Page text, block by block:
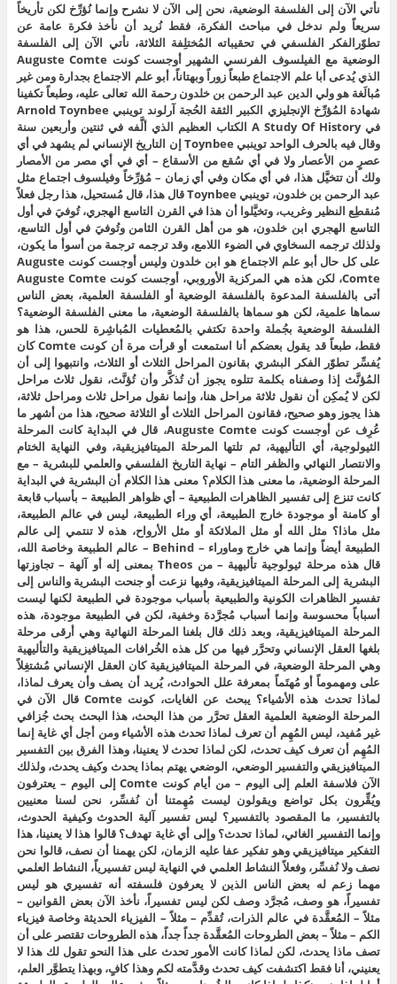
نأتي الآن إلى الفلسفة الوضعية، نحن إلى الآن لا نشرح وإنما نُؤرِّخ لكن تأريخاً
سريعاً ولم ندخل في مباحث الفكرة، فقط نُريد أن نأخذ فكرة عامة عن
تطوّرالفكر الفلسفي في تحقيباته المُختلِفة الثلاثة، نأتي الآن إلى الفلسفة
الوضعية مع الفيلسوف الفرنسي الشهير أوجست كونت Auguste Comte
الذي يُدعى أبا علم الاجتماع طبعاً زوراً وبهتاناً، أبو علم الاجتماع بجدارة ومن غير
مُبالَغة هو ولي الدين عبد الرحمن بن خلدون رحمة الله تعالى عليه، وطبعاً تكفينا
شهادة المُؤرِّخ الإنجليزي الكبير الثقة الحُجة آرلوند توينبي Arnold Toynbee
في A Study Of History الكتاب العظيم الذي ألَّفه في ثنتين وأربعين سنة
وقال فيه بالحرف الواحد توينبي Toynbee إن التاريخ الإنساني لم يشهد في أي
عصرٍ من الأعصار ولا في أي سُقع من الأسقاع – أي في أي مصر من الأمصار
ولك أن تتخيَّل هذا، في أي مكان وفي أي زمان – مُؤرِّخاً وفيلسوف اجتماع مثل
عبد الرحمن بن خلدون، توينبي Toynbee قال هذا، قال مُستحيل، هذا رجل فعلاً
مُنقطِع النظير وغريب، وتخيَّلوا أن هذا في القرن التاسع الهجري، تُوفيَ في أول
التاسع الهجري ابن خلدون، هو من أهل القرن الثامن وتُوفيَ في أول التاسع،
ولذلك ترجمه السخاوي في الضوء اللامع، وقد ترجمه ترجمة من أسوأ ما يكون،
على كل حال أبو علم الاجتماع هو ابن خلدون وليس أوجست كونت Auguste
Comte، لكن هذه هي المركزية الأوروبي، أوجست كونت Auguste Comte
أتى بالفلسفة المدعوة بالفلسفة الوضعية أو الفلسفة العلمية، بعض الناس
سماها علمية، لكن هو سماها بالفلسفة الوضعية، ما معنى الفلسفة الوضعية؟
الفلسفة الوضعية بجُملة واحدة تكتفي بالمُعطيات المُباشِرة للحس، هذا هو
فقط، طبعاً قد يقول بعضكم أنا استمعت أو قرأت مرة أن كونت Comte كان
يُفسِّر تطوّر الفكر البشري بقانون المراحل الثلاث أو الثلاث، وانتبهوا إلى أن
المُؤنَّث إذا وصفناه بكلمة تتلوه يجوز أن تُذكَّر وأن تُؤنَّث، نقول ثلاث مراحل
لكن لا يُمكِن أن نقول ثلاثة مراحل هنا، وإنما نقول مراحل ثلاث ومراحل ثلاثة،
هذا يجوز وهو صحيح، فقانون المراحل الثلاث أو الثلاثة صحيح، هذا من أشهر ما
عُرِف عن أوجست كونت Auguste Comte، قال في البداية كانت المرحلة
الثيولوجية، أي التأليهية، ثم تلتها المرحلة الميتافيزيقية، وفي النهاية الختام
والانتصار النهائي والظفر التام – نهاية التاريخ الفلسفي والعلمي للبشرية – مع
المرحلة الوضعية، ما معنى هذا الكلام؟ معنى هذا الكلام أن البشرية في البداية
كانت تنزع إلى تفسير الظاهرات الطبيعية – أي ظواهر الطبيعة – بأسباب قابعة
أو كامنة أو موجودة خارج الطبيعة، أي وراء الطبيعة، ليس في عالم الطبيعة،
مثل ماذا؟ مثل الله أو مثل الملائكة أو مثل الأرواح، هذه لا تنتمي إلى عالم
الطبيعة أيضاً وإنما هي خارج وماوراء – Behind – عالم الطبيعة وخاصة الله،
قال هذه مرحلة ثيولوجية تأليهية – من Theos بمعنى إله أو آلهة – تجاوزتها
البشرية إلى المرحلة الميتافيزيقية، وفيها نزعت أو جنحت البشرية والناس إلى
تفسير الظاهرات الكونية والطبيعية بأسباب موجودة في الطبيعة لكنها ليست
أسباباً محسوسة وإنما أسباب مُجرَّدة وخفية، لكن في الطبيعة موجودة، هذه
المرحلة الميتافيزيقية، وبعد ذلك قال بلغنا المرحلة النهائية وهي أرقى مرحلة
بلغها العقل الإنساني وتحرَّر فيها من كل هذه الخُرافات الميتافيزيقية والتأليهية
وهي المرحلة الوضعية، في المرحلة الميتافيزيقية كان العقل الإنساني مُشتغِلاً
على ومهموماً أو مُهتَماً بمعرفة علل الحوادث، يُريد أن يصف وأن يعرف لماذا،
لماذا تحدث هذه الأشياء؟ يبحث عن الغايات، كونت Comte قال الآن في
المرحلة الوضعية العلمية العقل تحرَّر من هذا البحث، هذا البحث بحث جُزافي
غير مُفيد، ليس المُهِم أن تعرف لماذا تحدث هذه الأشياء ومن أجل أي غاية إنما
المُهِم أن تعرف كيف تحدث، لكن لماذا تحدث لا يعنينا، وهذا الفرق بين التفسير
الميتافيزيقي والتفسير الوضعي، الوضعي يهتم بماذا يحدث وكيف يحدث، ولذلك
الآن فلاسفة العلم إلى اليوم – من أيام كونت Comte إلى اليوم – يعترفون
ويُقِّرون بكل تواضع ويقولون ليست مُهِمتنا أن نُفسِّر، نحن لسنا معنيين
بالتفسير، ما المقصود بالتفسير؟ ليس تفسير آلية الحدوث وكيفية الحدوث،
وإنما التفسير الغائي، لماذا تحدث؟ وإلى أي غاية تهدف؟ قالوا هذا لا يعنينا، هذا
التفكير ميتافيزيقي وهو تفكير عفا عليه الزمان، لكن يهمنا أن نصف، قالوا نحن
نصف ولا نُفسِّر، وفعلاً النشاط العلمي في النهاية ليس تفسيرياً، النشاط العلمي
مهما زعم له بعض الناس الذين لا يعرفون فلسفته أنه تفسيري هو ليس
تفسيراً، هو وصف، مُجرَّد وصف لكن ليس تفسيراً، نأخذ الآن بعض القوانين –
مثلاً – المُعقَّدة في عالم الذرات، تُقدِّم – مثلاً – الفيزياء الحديثة وخاصة فيزياء
الكم – مثلاً – بعض الطروحات المُعقَّدة جداً جداً، هذه الطروحات تقتصر على أن
تصف ماذا يحدث، لكن لماذا كانت الأمور تحدث على هذا النحو تقول لك هذا لا
يعنيني، أنا فقط اكتشفت كيف تحدث وقدَّمته لكم وهذا كافٍ، وبهذا يتطوَّر العلم،